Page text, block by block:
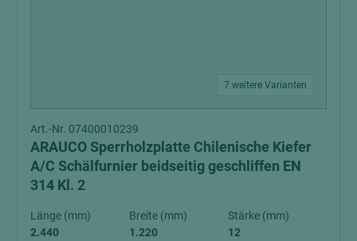
7 weitere Varianten
Art.-Nr. 07400010239
ARAUCO Sperrholzplatte Chilenische Kiefer
A/C Schälfurnier beidseitig geschliffen EN
314 Kl. 2
Länge (mm)
2.440
Breite (mm)
1.220
Stärke (mm)
12